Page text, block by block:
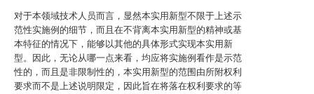
对于本领域技术人员而言，显然本实用新型不限于上述示
范性实施例的细节，而且在不背离本实用新型的精神或基
本特征的情况下，能够以其他的具体形式实现本实用新
型。因此，无论从哪一点来看，均应将实施例看作是示范
性的，而且是非限制性的，本实用新型的范围由所附权利
要求而不是上述说明限定，因此旨在将落在权利要求的等